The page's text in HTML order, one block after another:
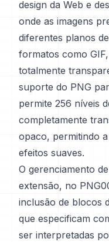
design da Web e
onde as imagens
diferentes planos
formatos como
totalmente
suporte do PNG
permite 256 níveis
completamente
opaco, permitindo
efeitos suaves.
O gerenciamento
extensão, no
inclusão de blocos
que especificam
ser interpretadas